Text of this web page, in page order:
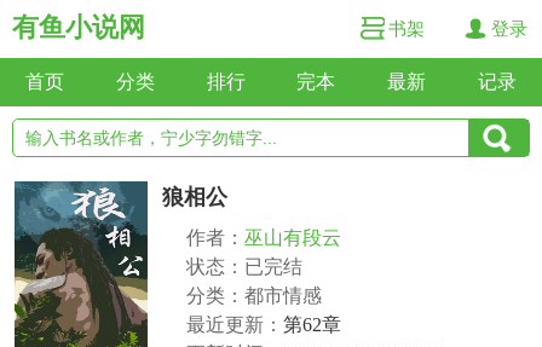
有鱼小说网 书架 登录
首页 分类 排行 完本 最新 记录
狼相公
作者： 巫山有段云
状态：已完结
分类：都市情感
最近更新： 第62章